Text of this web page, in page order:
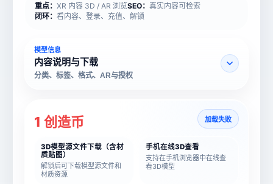
重点： XR 内容 3D / AR 浏览SEO： 真实内容可检索
闭环： 看内容、登录、充值、解锁
模型信息
内容说明与下载
分类、标签、格式、AR与授权
1 创造币 加载失败
3D模型源文件下载（含材
质贴图）
解锁后可下载模型源文件和
材质资源
手机在线3D查看
支持在手机浏览器中在线查
看3D模型